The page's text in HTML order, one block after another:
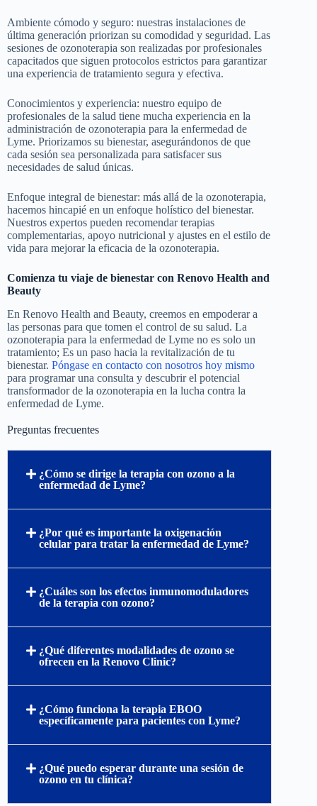
Ambiente cómodo y seguro: nuestras instalaciones de
última generación priorizan su comodidad y seguridad. Las
sesiones de ozonoterapia son realizadas por profesionales
capacitados que siguen protocolos estrictos para garantizar
una experiencia de tratamiento segura y efectiva.
Conocimientos y experiencia: nuestro equipo de
profesionales de la salud tiene mucha experiencia en la
administración de ozonoterapia para la enfermedad de
Lyme. Priorizamos su bienestar, asegurándonos de que
cada sesión sea personalizada para satisfacer sus
necesidades de salud únicas.
Enfoque integral de bienestar: más allá de la ozonoterapia,
hacemos hincapié en un enfoque holístico del bienestar.
Nuestros expertos pueden recomendar terapias
complementarias, apoyo nutricional y ajustes en el estilo de
vida para mejorar la eficacia de la ozonoterapia.
Comienza tu viaje de bienestar con Renovo Health and
Beauty
En Renovo Health and Beauty, creemos en empoderar a
las personas para que tomen el control de su salud. La
ozonoterapia para la enfermedad de Lyme no es solo un
tratamiento; Es un paso hacia la revitalización de tu
bienestar. Póngase en contacto con nosotros hoy mismo
para programar una consulta y descubrir el potencial
transformador de la ozonoterapia en la lucha contra la
enfermedad de Lyme.
Preguntas frecuentes
¿Cómo se dirige la terapia con ozono a la
enfermedad de Lyme?
¿Por qué es importante la oxigenación
celular para tratar la enfermedad de Lyme?
¿Cuáles son los efectos inmunomoduladores
de la terapia con ozono?
¿Qué diferentes modalidades de ozono se
ofrecen en la Renovo Clinic?
¿Cómo funciona la terapia EBOO
específicamente para pacientes con Lyme?
¿Qué puedo esperar durante una sesión de
ozono en tu clínica?